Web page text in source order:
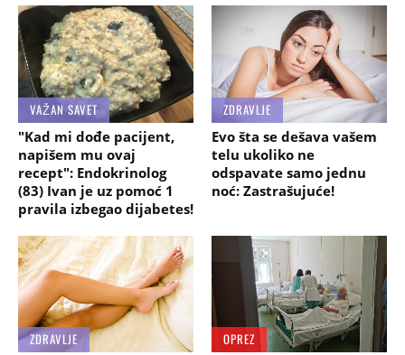
VAŽAN SAVET
"Kad mi dođe pacijent,
napišem mu ovaj
recept": Endokrinolog
(83) Ivan je uz pomoć 1
pravila izbegao dijabetes!
ZDRAVLJE
Evo šta se dešava vašem
telu ukoliko ne
odspavate samo jednu
noć: Zastrašujuće!
ZDRAVLJE
OPREZ